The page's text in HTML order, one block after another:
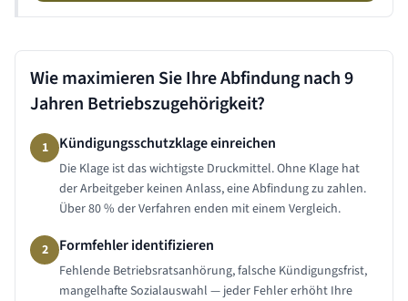
Wie maximieren Sie Ihre Abfindung nach9
Jahren Betriebszugehörigkeit?
1 Kündigungsschutzklage einreichen
Die Klage ist das wichtigste Druckmittel. Ohne Klage hat
der Arbeitgeber keinen Anlass, eine Abfindung zu zahlen.
Über 80 % der Verfahren enden mit einem Vergleich.
2 Formfehler identifizieren
Fehlende Betriebsratsanhörung, falsche Kündigungsfrist,
mangelhafte Sozialauswahl — jeder Fehler erhöht Ihre